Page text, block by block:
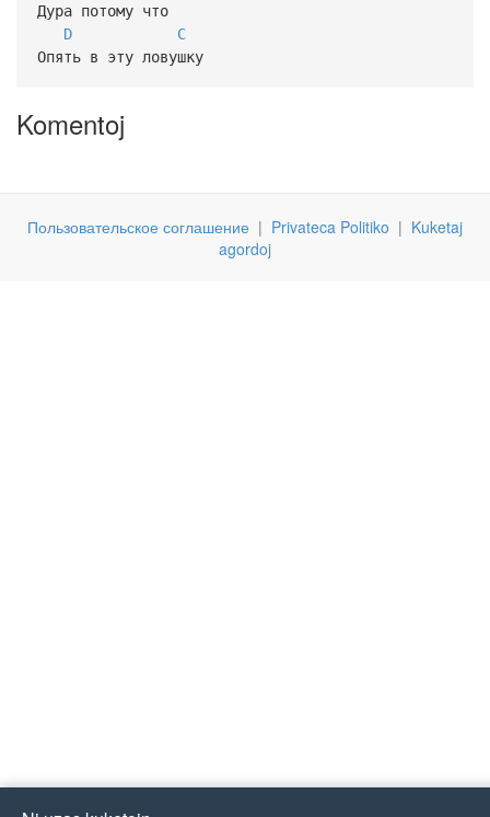
Дура потому что
D
C
Опять в эту ловушку
Komentoj
Пользовательское соглашение | Privateca Politiko | Kuketaj
agordoj